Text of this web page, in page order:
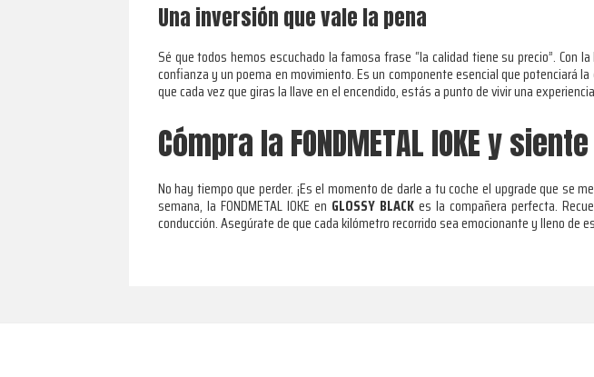
Una inversión que vale la pena
Sé que todos hemos escuchado la famosa frase “la calidad tiene su precio”. Con
confianza y un poema en movimiento. Es un componente esencial que potenciará
que cada vez que giras la llave en el encendido, estás a punto de vivir una
Cómpra la FONDMETAL IOKE y
No hay tiempo que perder. ¡Es el momento de darle a tu coche el upgrade que se
semana, la FONDMETAL IOKE en GLOSSY BLACKes la compañera perfecta.
conducción. Asegúrate de que cada kilómetro recorrido sea emocionante y lleno de